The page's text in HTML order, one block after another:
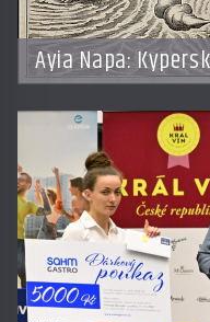
Ayia Napa:
mírumilovnou